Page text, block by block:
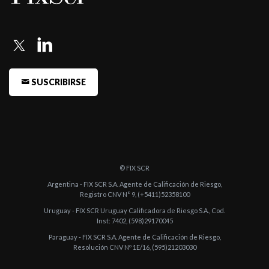
Negociables Subordi ...
Plazo de Banco ...
FIX (afiliada de Fitch Ratings) confirmo las calificaciones de
FIX (afiliada de Fitch Ratings) asignó calificaciones preliminares
SUSCRIBIRSE
© FIX SCR
Argentina - FIX SCR S.A. Agente de Calificación de Riesgo,
Registro CNV N° 9, (+5411)52358100
Uruguay - FIX SCR Uruguay Calificadora de Riesgo S.A., Cod.
Inst: 7402, (598)29170045
Paraguay - FIX SCR S.A. Agente de Calificación de Riesgo,
Resolución CNV Nº 1E/16, (595)21203030